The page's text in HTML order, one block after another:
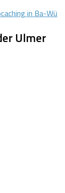
in Ba-Wü
Ulmer